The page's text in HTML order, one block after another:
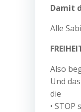
Damit
Alle
Also
Und
die
• STOP